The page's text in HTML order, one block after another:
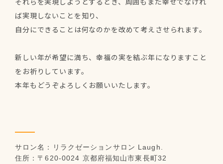
ば実現しないことを知り、
自分にできることは何なのかを改めて考えさせられます。
新しい年が希望に満ち、幸福の実を結ぶ年になりますこと
をお祈りしています。
本年もどうぞよろしくお願いいたします。
サロン名：リラクゼーションサロン Laugh.
住所：〒620-0024 京都府福知山市東長町32